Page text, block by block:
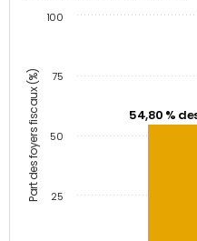
Part des foyers fiscaux (%)
54,80 %
25
50
75
100